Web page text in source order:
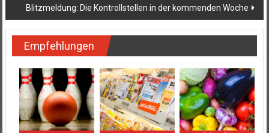
Blitzmeldung: Die Kontrollstellen in der kommenden Woche
Empfehlungen